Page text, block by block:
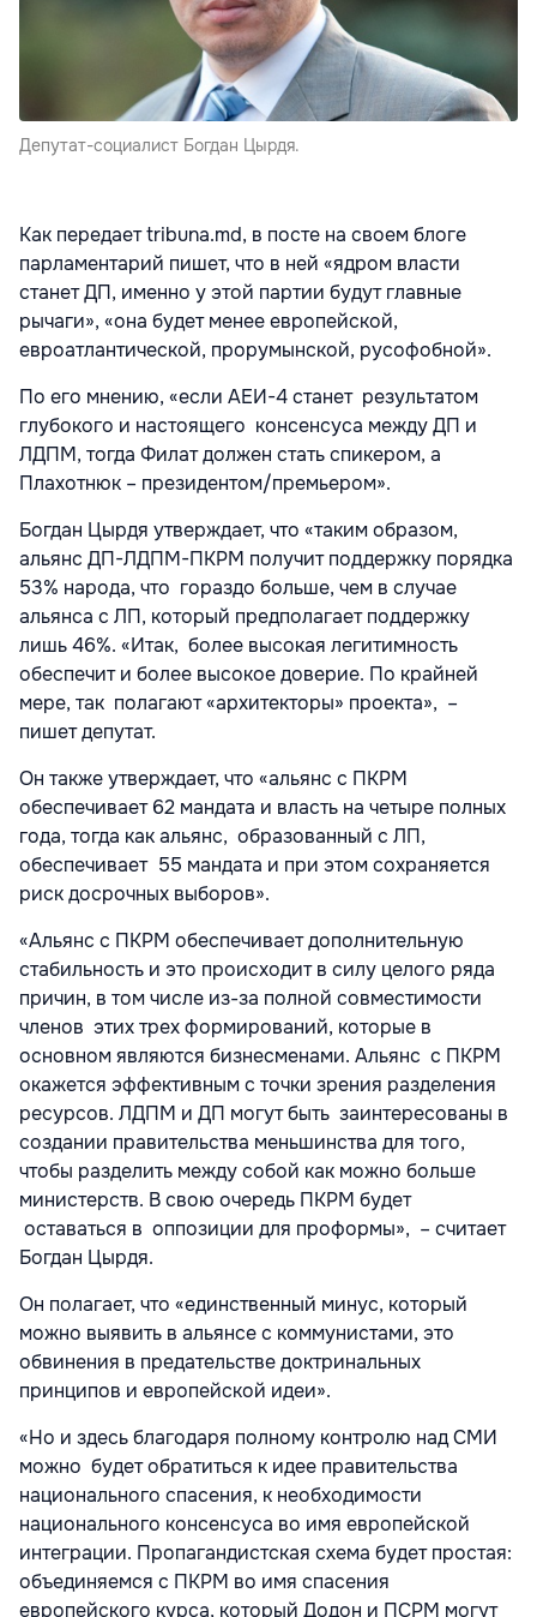
Депутат-социалист Богдан Цырдя.
Как передает tribuna.md, в посте на своем блоге
парламентарий пишет, что в ней «ядром власти
станет ДП, именно у этой партии будут главные
рычаги», «она будет менее европейской,
евроатлантической, прорумынской, русофобной».
По его мнению, «если АЕИ-4 станет результатом
глубокого и настоящего консенсуса между ДП и
ЛДПМ, тогда Филат должен стать спикером, а
Плахотнюк – президентом/премьером».
Богдан Цырдя утверждает, что «таким образом,
альянс ДП-ЛДПМ-ПКРМ получит поддержку порядка
53% народа, что гораздо больше, чем в случае
альянса с ЛП, который предполагает поддержку
лишь 46%. «Итак, более высокая легитимность
обеспечит и более высокое доверие. По крайней
мере, так полагают «архитекторы» проекта», –
пишет депутат.
Он также утверждает, что «альянс с ПКРМ
обеспечивает 62 мандата и власть на четыре полных
года, тогда как альянс, образованный с ЛП,
обеспечивает 55 мандата и при этом сохраняется
риск досрочных выборов».
«Альянс с ПКРМ обеспечивает дополнительную
стабильность и это происходит в силу целого ряда
причин, в том числе из-за полной совместимости
членов этих трех формирований, которые в
основном являются бизнесменами. Альянс с ПКРМ
окажется эффективным с точки зрения разделения
ресурсов. ЛДПМ и ДП могут быть заинтересованы в
создании правительства меньшинства для того,
чтобы разделить между собой как можно больше
министерств. В свою очередь ПКРМ будет
оставаться в оппозиции для проформы», – считает
Богдан Цырдя.
Он полагает, что «единственный минус, который
можно выявить в альянсе с коммунистами, это
обвинения в предательстве доктринальных
принципов и европейской идеи».
«Но и здесь благодаря полному контролю над СМИ
можно будет обратиться к идее правительства
национального спасения, к необходимости
национального консенсуса во имя европейской
интеграции. Пропагандистская схема будет простая:
объединяемся с ПКРМ во имя спасения
европейского курса, который Додон и ПСРМ могут